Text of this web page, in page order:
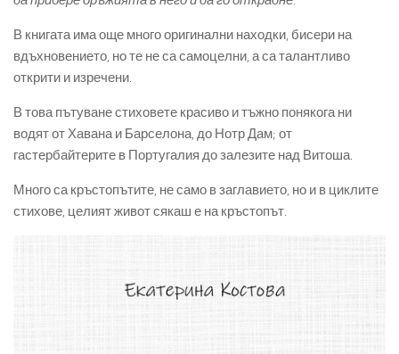
В книгата има още много оригинални находки, бисери на
вдъхновението, но те не са самоцелни, а са талантливо
открити и изречени.
В това пътуване стиховете красиво и тъжно понякога ни
водят от Хавана и Барселона, до Нотр Дам; от
гастербайтерите в Португалия до залезите над Витоша.
Много са кръстопътите, не само в заглавието, но и в циклите
стихове, целият живот сякаш е на кръстопът.